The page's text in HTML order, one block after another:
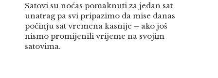
Satovi su noćas pomaknuti za jedan sat
unatrag pa svi pripazimo da mise danas
počinju sat vremena kasnije – ako još
nismo promijenili vrijeme na svojim
satovima.